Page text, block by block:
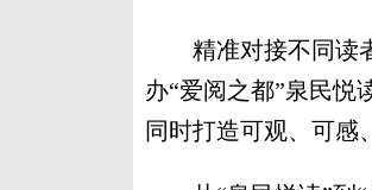
精准对接不同读者
办“爱阅之都”泉民悦
同时打造可观、可感